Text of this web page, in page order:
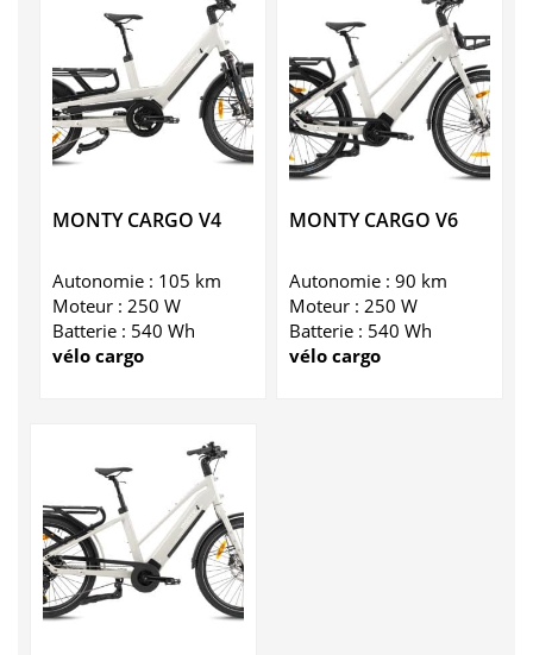
MONTY CARGO V4
Autonomie : 105 km
Moteur : 250 W
Batterie : 540 Wh
vélo cargo
MONTY CARGO V6
Autonomie : 90 km
Moteur : 250 W
Batterie : 540 Wh
vélo cargo